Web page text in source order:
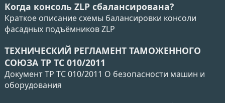
Когда консоль ZLP сбалансирована?
Краткое описание схемы балансировки консоли
фасадных подъёмников ZLP
ТЕХНИЧЕСКИЙ РЕГЛАМЕНТ ТАМОЖЕННОГО
СОЮЗА ТР ТС 010/2011
Документ ТР ТС 010/2011 О безопасности машин и
оборудования